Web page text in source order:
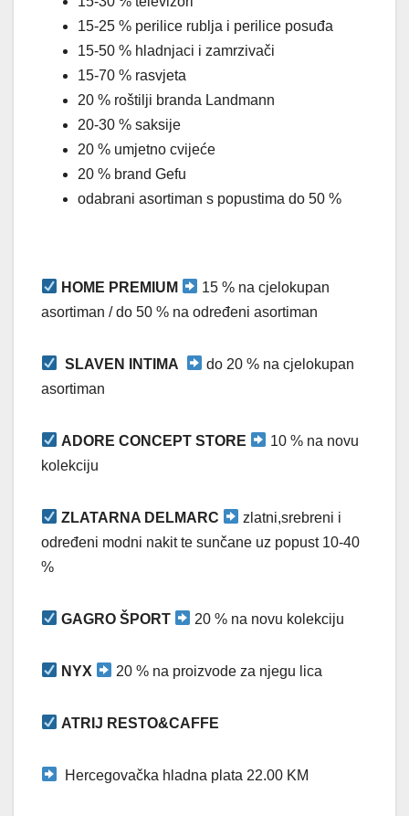
15-25 % perilice rublja i perilice posuđa
15-50 % hladnjaci i zamrzivači
15-70 % rasvjeta
20 % roštilji branda Landmann
20-30 % saksije
20 % umjetno cvijeće
20 % brand Gefu
odabrani asortiman s popustima do 50 %
HOME PREMIUM
15 % na cjelokupan
asortiman / do 50 % na određeni asortiman
SLAVEN INTIMA
do 20 % na cjelokupan
asortiman
ADORE CONCEPT STORE
10 % na novu
kolekciju
ZLATARNA DELMARC
zlatni,srebreni i
određeni modni nakit te sunčane uz popust 10-40
%
GAGRO ŠPORT 20 % na novu kolekciju
NYX 20 % na proizvode za njegu lica
ATRIJ RESTO&CAFFE
Hercegovačka hladna plata 22.00 KM